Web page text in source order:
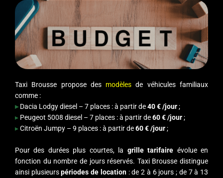
Taxi Brousse propose des modèles de véhicules familiaux
comme :
▸Dacia Lodgy diesel – 7 places : à partir de40 € /jour;
▸ Peugeot 5008 diesel – 7 places : à partir de60 € /jour;
▸Citroën Jumpy – 9 places : à partir de60 € /jour;
Pour des durées plus courtes, la grille tarifaire évolue en
fonction du nombre de jours réservés. Taxi Brousse distingue
ainsi plusieurspériodes de location: de 2 à 6 jours ; de 7 à 13